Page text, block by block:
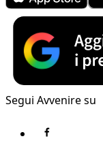
Segui Avvenire su